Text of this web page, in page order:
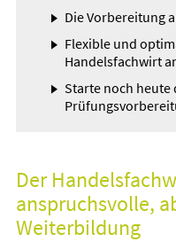
Die Vorbereitung
Flexible und
Handelsfachwirt
Starte noch heute
Der
anspruchsvolle,
Weiterbildung